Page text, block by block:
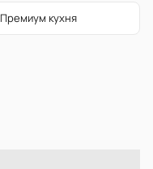
Премиум кухня